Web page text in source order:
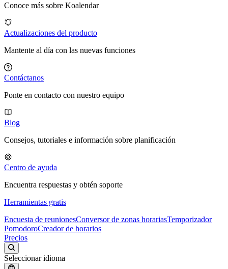
Conoce más sobre Koalendar
Actualizaciones del producto
Mantente al día con las nuevas funciones
Contáctanos
Ponte en contacto con nuestro equipo
Blog
Consejos, tutoriales e información sobre planificación
Centro de ayuda
Encuentra respuestas y obtén soporte
Herramientas gratis
Encuesta de reunionesConversor de zonas horariasTemporizador
PomodoroCreador de horarios
Precios
Seleccionar idioma